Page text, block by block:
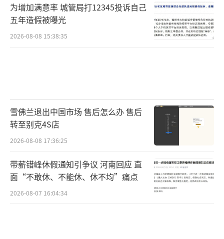
为增加满意率 城管局打12345投诉自己
五年造假被曝光
2026-08-08 15:38:35
雪佛兰退出中国市场 售后怎么办 售后
转至别克4S店
2026-08-08 17:36:25
带薪错峰休假通知引争议 河南回应 直
面“不敢休、不能休、休不均”痛点
2026-08-07 16:04:34